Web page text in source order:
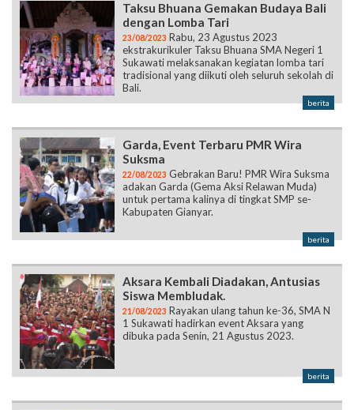
Taksu Bhuana Gemakan Budaya Bali
dengan Lomba Tari
23/08/2023 Rabu, 23 Agustus 2023
ekstrakurikuler Taksu Bhuana SMA Negeri 1
Sukawati melaksanakan kegiatan lomba tari
tradisional yang diikuti oleh seluruh sekolah di
Bali.
berita
Garda, Event Terbaru PMR Wira
Suksma
22/08/2023 Gebrakan Baru! PMR Wira Suksma
adakan Garda (Gema Aksi Relawan Muda)
untuk pertama kalinya di tingkat SMP se-
Kabupaten Gianyar.
berita
Aksara Kembali Diadakan, Antusias
Siswa Membludak.
21/08/2023 Rayakan ulang tahun ke-36, SMA N
1 Sukawati hadirkan event Aksara yang
dibuka pada Senin, 21 Agustus 2023.
berita